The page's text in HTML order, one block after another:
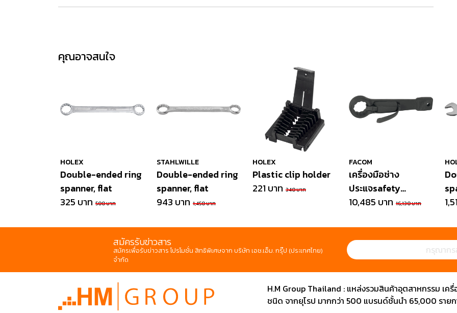
คุณอาจสนใจ
HOLEX
Double-ended ring
spanner, flat
325 บาท 500 บาท
STAHLWILLE
Double-ended ring
spanner, flat
943 บาท 1,450 บาท
HOLEX
Plastic clip holder
221 บาท 340 บาท
FACOM
เครื่องมือช่าง
ประแจsafety
slogging wrench
10,485 บาท 16,130 บาท
สมัครรับข่าวสาร
สมัครเพื่อรับข่าวสาร โปรโมชั่น สิทธิพิเศษจาก บริษัท เอช.เอ็ม. กรุ๊ป (ประเทศไทย)
จำกัด
H.M Group Thailand : แหล่งรวมสินค้าอุตสาหกรรม เค
ชนิด จากยุโรป มากกว่า 500 แบรนด์ชั้นนำ 65,000 รายก